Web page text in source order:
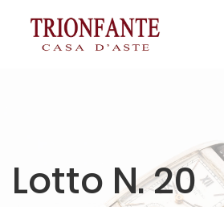
Lotto N. 20